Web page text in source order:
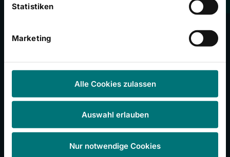
Statistiken
Marketing
Alle Cookies zulassen
Auswahl erlauben
Nur notwendige Cookies
Zentralklinik Bad Berka
Häufig besuchte Seiten
Informationen für Patienten
Offene Stellen
Babygalerie